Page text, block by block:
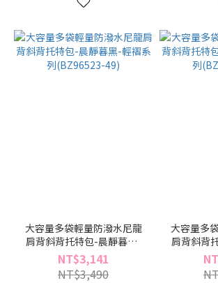
大容量多袋輕量防潑水尼龍
肩背斜背托特包-晨靜暮黑-
輕褶系列(BZ96523-49)
NT$3,141
NT$3,490
大容量多
肩背斜背
輕褶系